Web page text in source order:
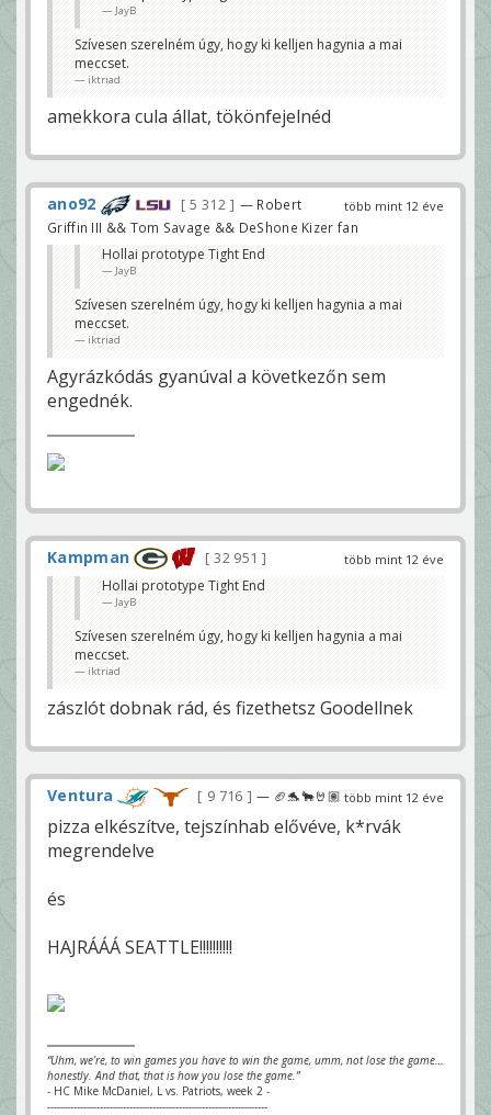
JayB
Szívesen szerelném úgy, hogy ki kelljen hagynia a mai
meccset.
iktriad
amekkora cula állat, tökönfejelnéd
több mint 12 éve
ano92 5 312
— Robert
Griffin III && Tom Savage && DeShone Kizer fan
Hollai prototype Tight End
JayB
Szívesen szerelném úgy, hogy ki kelljen hagynia a mai
meccset.
iktriad
Agyrázkódás gyanúval a következőn sem
engednék.
több mint 12 éve
Kampman
32 951
Hollai prototype Tight End
JayB
Szívesen szerelném úgy, hogy ki kelljen hagynia a mai
meccset.
iktriad
zászlót dobnak rád, és fizethetsz Goodellnek
több mint 12 éve
Ventura 9 716 — 🏈🐬🐂🤘🏽
pizza elkészítve, tejszínhab elővéve, k*rvák
megrendelve
és
HAJRÁÁÁ SEATTLE!!!!!!!!!!
“Uhm, we’re, to win games you have to win the game, umm, not lose the game…
honestly. And that, that is how you lose the game.”
- HC Mike McDaniel, L vs. Patriots, week 2 -
-------------------------------------------------------------------